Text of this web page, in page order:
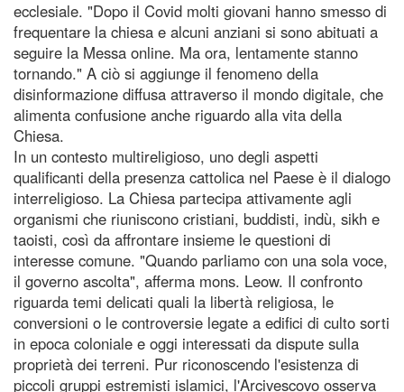
ecclesiale. "Dopo il Covid molti giovani hanno smesso di
frequentare la chiesa e alcuni anziani si sono abituati a
seguire la Messa online. Ma ora, lentamente stanno
tornando." A ciò si aggiunge il fenomeno della
disinformazione diffusa attraverso il mondo digitale, che
alimenta confusione anche riguardo alla vita della
Chiesa.
In un contesto multireligioso, uno degli aspetti
qualificanti della presenza cattolica nel Paese è il dialogo
interreligioso. La Chiesa partecipa attivamente agli
organismi che riuniscono cristiani, buddisti, indù, sikh e
taoisti, così da affrontare insieme le questioni di
interesse comune. "Quando parliamo con una sola voce,
il governo ascolta", afferma mons. Leow. Il confronto
riguarda temi delicati quali la libertà religiosa, le
conversioni o le controversie legate a edifici di culto sorti
in epoca coloniale e oggi interessati da dispute sulla
proprietà dei terreni. Pur riconoscendo l'esistenza di
piccoli gruppi estremisti islamici, l'Arcivescovo osserva